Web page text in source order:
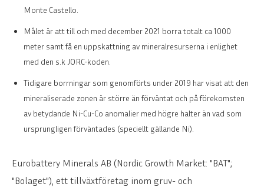
Monte Castello.
Målet är att till och med december 2021 borra totalt ca 1000
meter samt få en uppskattning av mineralresurserna i enlighet
med den s.k JORC-koden.
Tidigare borrningar som genomförts under 2019 har visat att den
mineraliserade zonen är större än förväntat och på förekomsten
av betydande Ni-Cu-Co anomalier med högre halter än vad som
ursprungligen förväntades (speciellt gällande Ni).
Eurobattery Minerals AB (Nordic Growth Market: "BAT";
"Bolaget"), ett tillväxtföretag inom gruv- och